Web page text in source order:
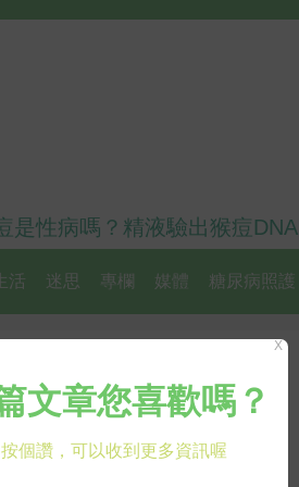
是性病嗎？精液驗出猴痘DNA
活 迷思 專欄 媒體 糖尿病照護
齒掉光
X